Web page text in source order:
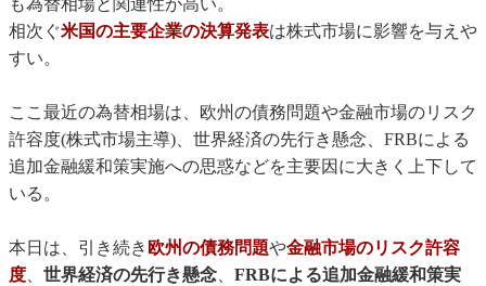
も為替相場と関連性が高い。
相次ぐ米国の主要企業の決算発表は株式市場に影響を与えや
すい。
ここ最近の為替相場は、欧州の債務問題や金融市場のリスク
許容度(株式市場主導)、世界経済の先行き懸念、FRBによる
追加金融緩和策実施への思惑などを主要因に大きく上下して
いる。
本日は、引き続き 欧州の債務問題や金融市場のリスク許容
度、 世界経済の先行き懸念、 FRBによる追加金融緩和策実